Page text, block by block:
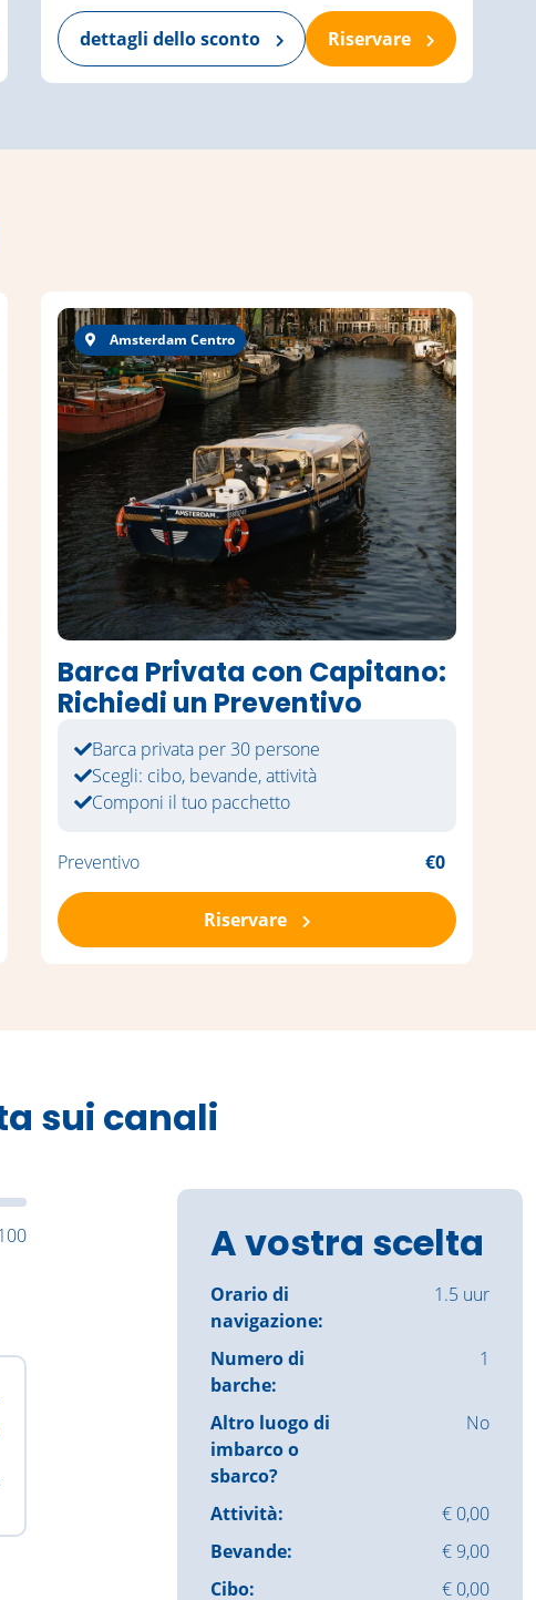
Riservare
dettagli dello sconto
Amsterdam Centro
Barca Privata con Capitano:
Richiedi un Preventivo
Barca privata per 30 persone
Scegli: cibo, bevande, attività
Componi il tuo pacchetto
Preventivo €0
Riservare
sui canali
A vostra scelta
Orario di
navigazione:
1.5 uur
Numero di
barche:
1
Altro luogo di
imbarco o
sbarco?
No
Attività:
€ 0,00
Bevande:
€ 9,00
Cibo:
€ 0,00